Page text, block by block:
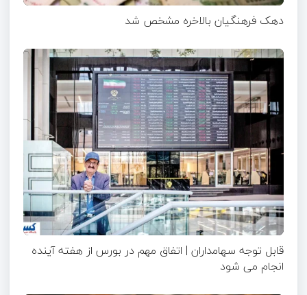
دهک فرهنگیان بالاخره مشخص شد
قابل توجه سهامداران | اتفاق مهم در بورس از هفته آینده
انجام می شود